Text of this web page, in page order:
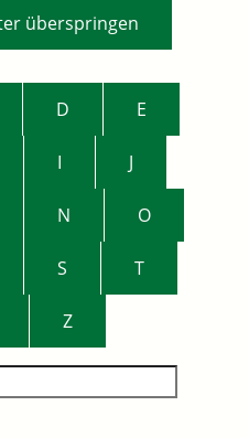
überspringen
D E
I J
N O
S T
Z